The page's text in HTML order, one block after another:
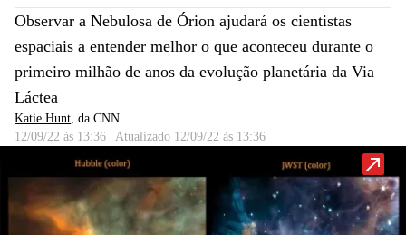
Observar a Nebulosa de Órion ajudará os cientistas
espaciais a entender melhor o que aconteceu durante o
primeiro milhão de anos da evolução planetária da Via
Láctea
Katie Hunt, da CNN
12/09/22 às 13:36
Atualizado 12/09/22 às 13:36